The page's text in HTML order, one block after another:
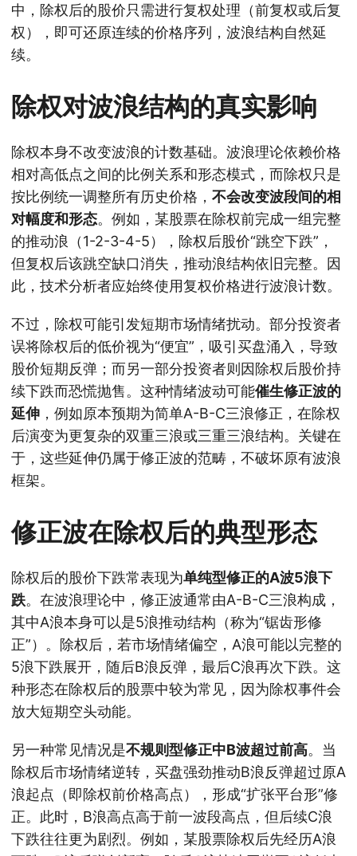
中，除权后的股价只需进行复权处理（前复权或后复
权），即可还原连续的价格序列，波浪结构自然延
续。
除权对波浪结构的真实影响
除权本身不改变波浪的计数基础。波浪理论依赖价格
相对高低点之间的比例关系和形态模式，而除权只是
按比例统一调整所有历史价格， 不会改变波段间的相
对幅度和形态。例如，某股票在除权前完成一组完整
的推动浪（1-2-3-4-5），除权后股价“跳空下跌”，
但复权后该跳空缺口消失，推动浪结构依旧完整。因
此，技术分析者应始终使用复权价格进行波浪计数。
不过，除权可能引发短期市场情绪扰动。部分投资者
误将除权后的低价视为“便宜”，吸引买盘涌入，导致
股价短期反弹；而另一部分投资者则因除权后股价持
续下跌而恐慌抛售。这种情绪波动可能催生修正波的
延伸 ，例如原本预期为简单A-B-C三浪修正，在除权
后演变为更复杂的双重三浪或三重三浪结构。关键在
于，这些延伸仍属于修正波的范畴，不破坏原有波浪
框架。
修正波在除权后的典型形态
除权后的股价下跌常表现为单纯型修正的A波5浪下
跌。在波浪理论中，修正波通常由A-B-C三浪构成，
其中A浪本身可以是5浪推动结构（称为“锯齿形修
正”）。除权后，若市场情绪偏空，A浪可能以完整的
5浪下跌展开，随后B浪反弹，最后C浪再次下跌。这
种形态在除权后的股票中较为常见，因为除权事件会
放大短期空头动能。
另一种常见情况是不规则型修正中B波超过前高。当
除权后市场情绪逆转，买盘强劲推动B浪反弹超过原A
浪起点（即除权前价格高点），形成“扩张平台形”修
正。此时，B浪高点高于前一波段高点，但后续C浪
下跌往往更为剧烈。例如，某股票除权后先经历A浪